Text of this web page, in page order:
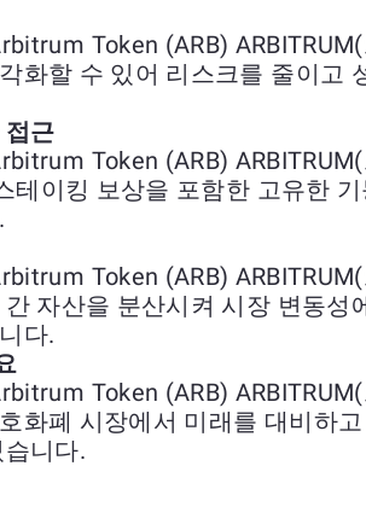
Token (ARB)
화할 수 있어 리스크를 줄이고
근
Token (ARB)
테이킹 보상을 포함한 고유한
Token (ARB)
자산을 분산시켜 시장 변동성
다.
Token (ARB)
화폐 시장에서 미래를 대비하
니다.